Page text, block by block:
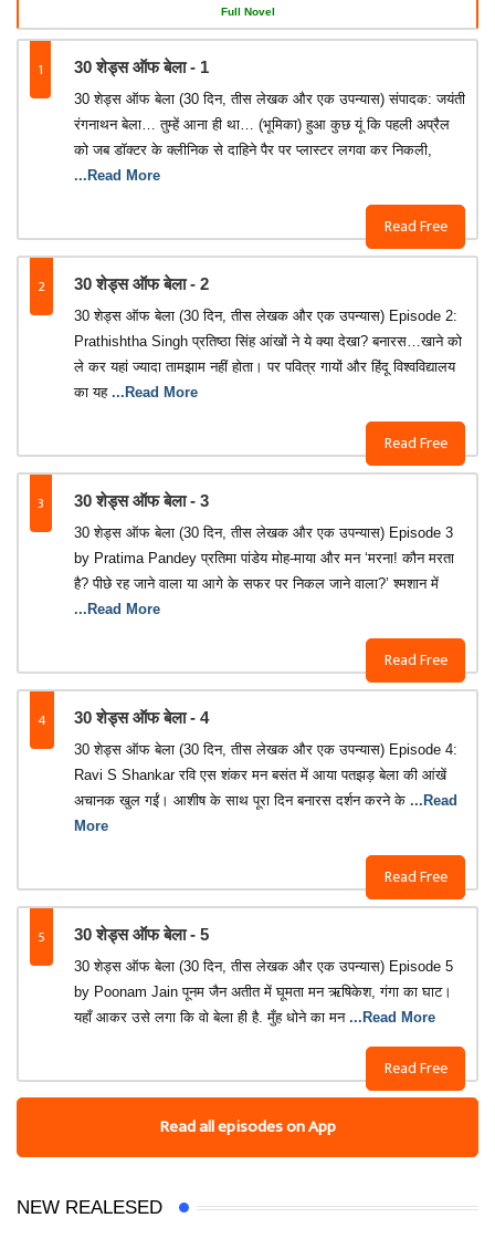
Full Novel
1 30 शेड्स ऑफ बेला - 1
Read Free
30 शेड्स ऑफ बेला (30 दिन, तीस लेखक और एक उपन्यास) संपादक: जयंती
रंगनाथन बेला… तुम्हें आना ही था… (भूमिका) हुआ कुछ यूं कि पहली अप्रैल
को जब डॉक्टर के क्लीनिक से दाहिने पैर पर प्लास्टर लगवा कर निकली,
...Read More
2 30 शेड्स ऑफ बेला - 2
Read Free
30 शेड्स ऑफ बेला (30 दिन, तीस लेखक और एक उपन्यास) Episode 2:
Prathishtha Singh प्रतिष्ठा सिंह आंखों ने ये क्या देखा? बनारस…खाने को
ले कर यहां ज्यादा तामझाम नहीं होता। पर पवित्र गायों और हिंदू विश्वविद्यालय
का यह ...Read More
3 30 शेड्स ऑफ बेला - 3
Read Free
30 शेड्स ऑफ बेला (30 दिन, तीस लेखक और एक उपन्यास) Episode 3
by Pratima Pandey प्रतिमा पांडेय मोह-माया और मन ‘मरना! कौन मरता
है? पीछे रह जाने वाला या आगे के सफर पर निकल जाने वाला?’ श्मशान में
...Read More
4 30 शेड्स ऑफ बेला - 4
Read Free
30 शेड्स ऑफ बेला (30 दिन, तीस लेखक और एक उपन्यास) Episode 4:
Ravi S Shankar रवि एस शंकर मन बसंत में आया पतझड़ बेला की आंखें
अचानक खुल गईं। आशीष के साथ पूरा दिन बनारस दर्शन करने के ...Read
More
5 30 शेड्स ऑफ बेला - 5
Read Free
30 शेड्स ऑफ बेला (30 दिन, तीस लेखक और एक उपन्यास) Episode 5
by Poonam Jain पूनम जैन अतीत में घूमता मन ऋषिकेश, गंगा का घाट।
यहाँ आकर उसे लगा कि वो बेला ही है. मुँह धोने का मन ...Read More
Read all episodes on App
NEW REALESED